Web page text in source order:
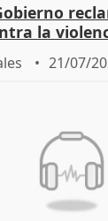
la
21/07/